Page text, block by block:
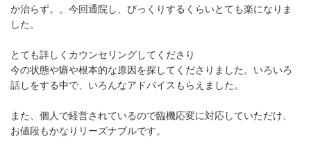
か治らず。。今回通院し、びっくりするくらいとても楽になりま
した。
とても詳しくカウンセリングしてくださり
今の状態や癖や根本的な原因を探してくださりました。いろいろ
話しをする中で、いろんなアドバイスもらえました。
また、個人で経営されているので臨機応変に対応していただけ、
お値段もかなりリーズナブルです。